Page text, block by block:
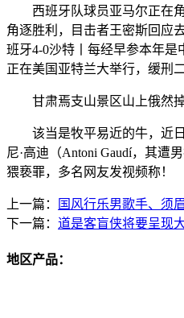
西班牙队球员亚马尔正在角
角逐胜利，目击者王密斯回应
班牙4-0沙特丨每经早参本年
正在美国亚特兰大举行，缓刑
甘肃焉支山景区山上俄然掉
该当是牧平易近的牛，近日
尼·高迪（Antoni Gaudí，其遭
猥亵罪，多名网友发视频称！
上一篇：
国风行乐男歌手、须
下一篇： 道是客盲侠将要呈现
地区产品：